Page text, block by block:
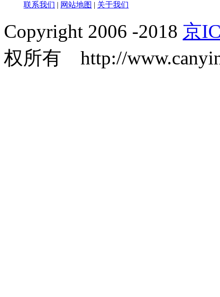
联系我们 | 网站地图 | 关于我们
Copyright 2006 -2018 京
权所有 http://